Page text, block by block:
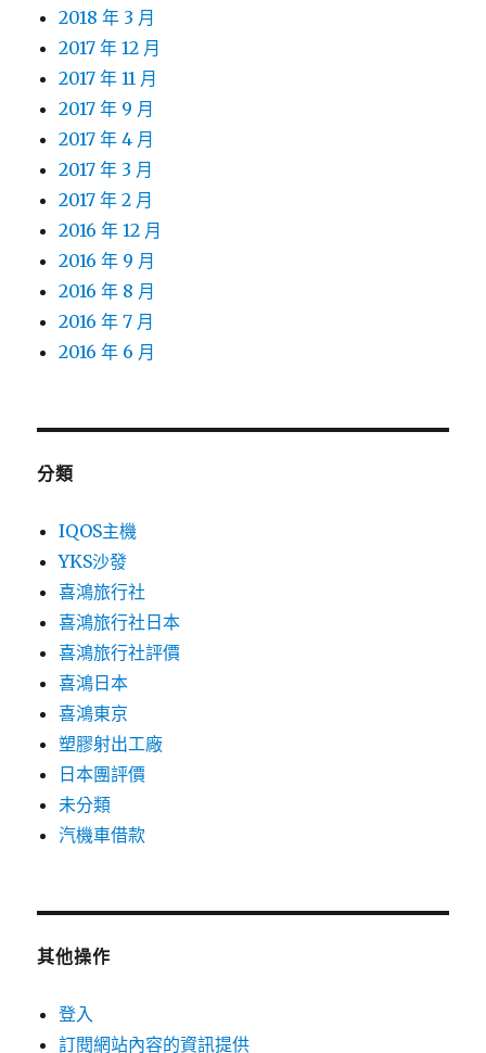
2018 年 3 月
2017 年 12 月
2017 年 11 月
2017 年 9 月
2017 年 4 月
2017 年 3 月
2017 年 2 月
2016 年 12 月
2016 年 9 月
2016 年 8 月
2016 年 7 月
2016 年 6 月
分類
IQOS主機
YKS沙發
喜鴻旅行社
喜鴻旅行社日本
喜鴻旅行社評價
喜鴻日本
喜鴻東京
塑膠射出工廠
日本團評價
未分類
汽機車借款
其他操作
登入
訂閱網站內容的資訊提供